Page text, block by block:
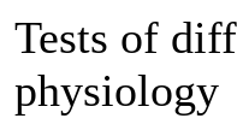
Tests of
physiology